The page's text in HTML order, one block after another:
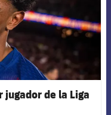
jugador de la Liga